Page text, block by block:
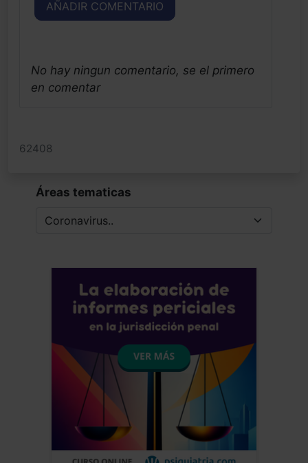
AÑADIR COMENTARIO
No hay ningun comentario, se el primero
en comentar
62408
Áreas tematicas